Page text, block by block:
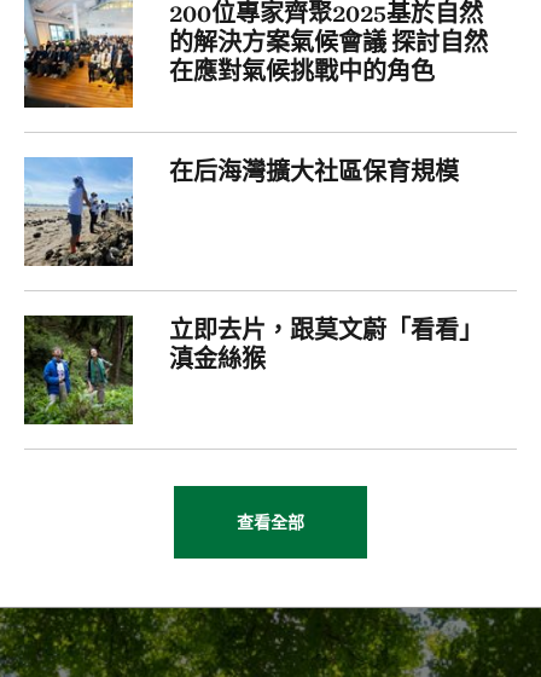
200位專家齊聚2025基於自然
的解決方案氣候會議 探討自然
在應對氣候挑戰中的角色
在后海灣擴大社區保育規模
立即去片，跟莫文蔚「看看」
滇金絲猴
查看全部